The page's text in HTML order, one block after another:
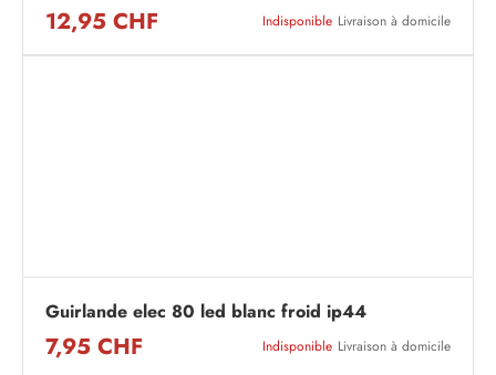
12,95 CHF Indisponible Livraison à domicile
Guirlande elec 80 led blanc froid ip44
7,95 CHF Indisponible Livraison à domicile